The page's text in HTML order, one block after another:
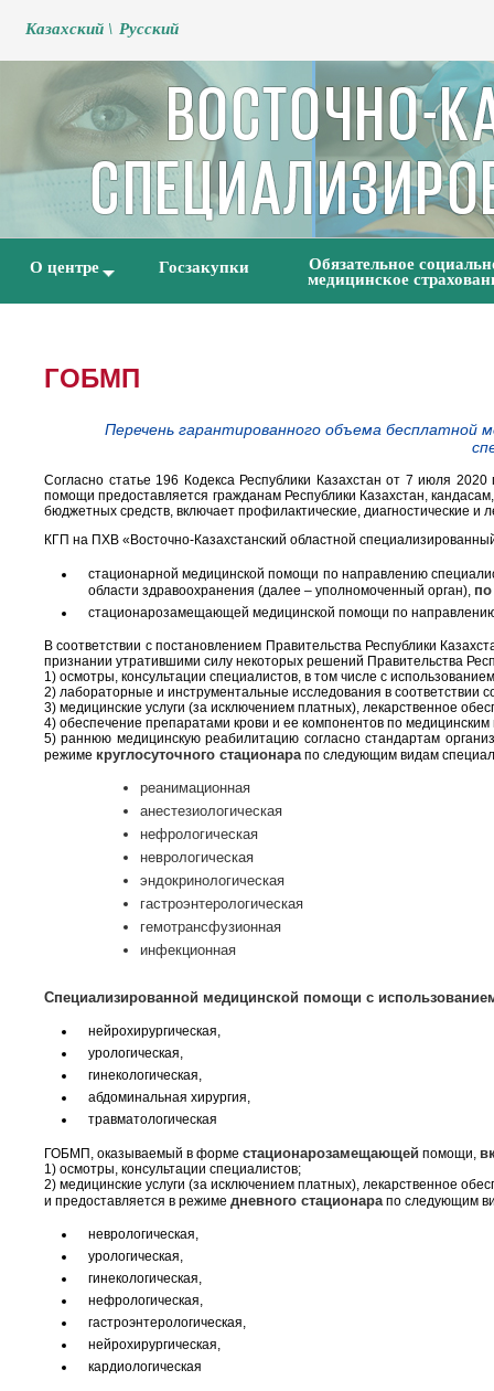
Kазахский \ Русский
О центре Госзакупки Обязательное
медицинское
ГОБМП
Перечень гарантированного объема
Согласно статье 196 Кодекса Республики Казахстан от 7 июля
помощи предоставляется гражданам Республики Казахстан,
бюджетных средств, включает профилактические, диагностические
КГП на ПХВ «Восточно-Казахстанский областной
стационарной медицинской помощи по направлению
области здравоохранения (далее – уполномоченный орган),
стационарозамещающей медицинской помощи по
В соответствии с постановлением Правительства Республики
признании утратившими силу некоторых решений Правительства
1) осмотры, консультации специалистов, в том числе с
2) лабораторные и инструментальные исследования в соответствии
3) медицинские услуги (за исключением платных), лекарственное
4) обеспечение препаратами крови и ее компонентов по медицинским
5) раннюю медицинскую реабилитацию согласно стандартам
режиме круглосуточного стационарапо следующим видам
реанимационная
анестезиологическая
нефрологическая
неврологическая
эндокринологическая
гастроэнтерологическая
гемотрансфузионная
инфекционная
Специализированной медицинской помощи с
нейрохирургическая,
урологическая,
гинекологическая,
абдоминальная хирургия,
травматологическая
ГОБМП, оказываемый в форме стационарозамещающей помощи,
1) осмотры, консультации специалистов;
2) медицинские услуги (за исключением платных), лекарственное
и предоставляется в режиме дневного стационарапо следующим
неврологическая,
урологическая,
гинекологическая,
нефрологическая,
гастроэнтерологическая,
нейрохирургическая,
кардиологическая